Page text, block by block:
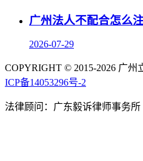
广州法人不配合怎么
2026-07-29
COPYRIGHT © 2015-2026 广
ICP备14053296号-2
法律顾问：广东毅诉律师事务